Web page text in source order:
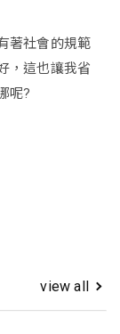
著社會的規範
，這也讓我省
呢?
view all